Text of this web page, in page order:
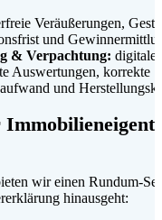
Veräußerungen,
und
& Verpachtung: digitale
Auswertungen, korrekte
und
wir einen
hinausgeht: